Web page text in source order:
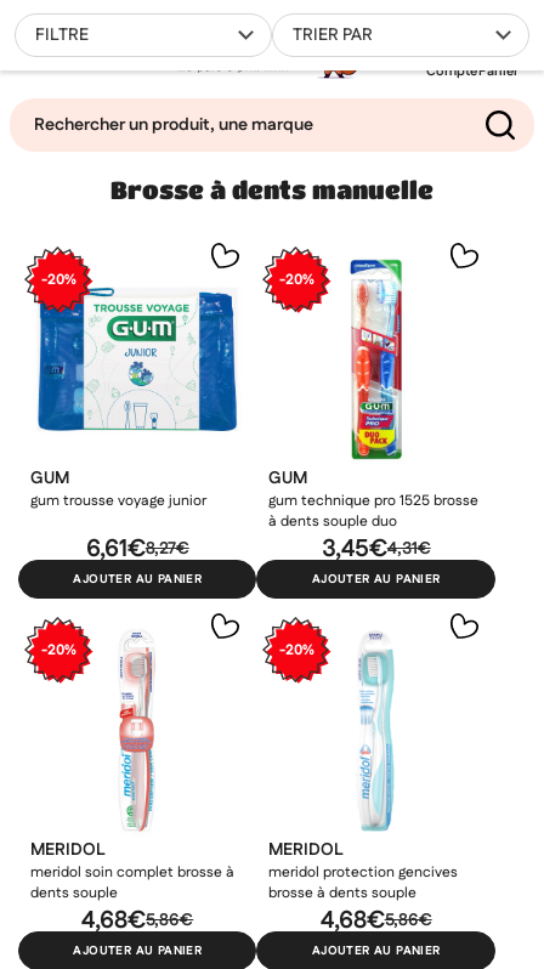
Compte
0
Panier
Filtrer
Mes favoris
TRIER PAR
FILTRE
Brosse à dents manuelle
-20%
GUM
gum trousse voyage junior
8,27€
6,61€
AJOUTER AU PANIER
-20%
GUM
gum technique pro 1525 brosse
à dents souple duo
4,31€
3,45€
AJOUTER AU PANIER
-20%
MERIDOL
meridol soin complet brosse à
dents souple
5,86€
4,68€
AJOUTER AU PANIER
-20%
MERIDOL
meridol protection gencives
brosse à dents souple
5,86€
4,68€
AJOUTER AU PANIER